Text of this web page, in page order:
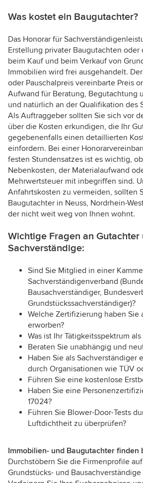
Was kostet ein Baugutachter?
Das Honorar für
Erstellung privater Baugutachten oder
beim Kauf und beim Verkauf von
Immobilien wird frei ausgehandelt.
oder Pauschalpreis vereinbarte Preis
Aufwand für Beratung, Begutachtung
und natürlich an der Qualifikation des
Als Auftraggeber sollten Sie sich vor
über die Kosten erkundigen, die Ihr
gegebenenfalls einen detaillierten
einfordern. Bei einer
festen Stundensatzes ist es wichtig,
Nebenkosten, der Materialaufwand
Mehrwertsteuer mit inbegriffen sind.
Anfahrtskosten zu vermeiden, sollten
Baugutachter in Neuss, Nordrhein-
der nicht weit weg von Ihnen wohnt.
Wichtige Fragen an Gutachter
Sachverständige:
Sind Sie Mitglied in einer
Sachverständigenverband
Bausachverständiger,
Grundstückssachverständiger)?
Welche Zertifizierung haben Sie
erworben?
Was ist Ihr Tätigkeitsspektrum
Beraten Sie unabhängig und
Haben Sie als Sachverständiger
durch Organisationen wie TÜV
Führen Sie eine kostenlose
Haben Sie eine
17024?
Führen Sie Blower-Door-Tests
Luftdichtheit zu überprüfen?
Immobilien- und Baugutachter finden
Durchstöbern Sie die Firmenprofile
Grundstücks- und